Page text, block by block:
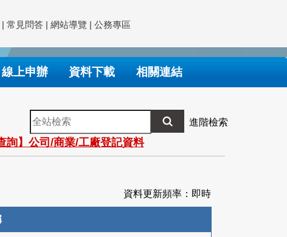
| 常見問答 | 網站導覽 | 公務專區
線上申辦 資料下載 相關連結
全
站
檢
索
進階檢索
詢】公司/商業/工廠登記資料
資料更新頻率：即時